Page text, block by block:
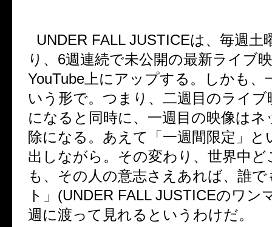
UNDER FALL JUSTICEは、毎週土
り、 6週連続で未公開の最新ライブ
YouTube 上にアップする。しかも、
いう形で。つまり、二週目のライ
になると同時に、一週目の映像はネ
除になる。あえて「一週間限定」と
出しながら。その変わり、世界中
も、その人の意志さえあれば、誰
ト」 (UNDER FALL JUSTICEのワン
週に渡って見れるというわけだ。